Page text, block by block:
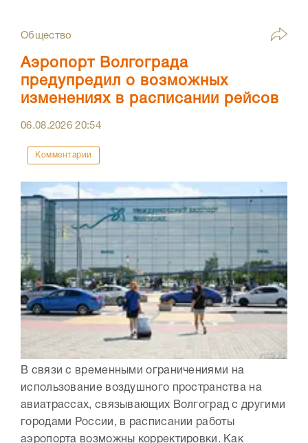
Общество
Аэропорт Волгограда
предупредил о возможных
изменениях в расписании рейсов
06.08.202620:54
Комментарии
В связи с временными ограничениями на
использование воздушного пространства на
авиатрассах, связывающих Волгоград с другими
городами России, в расписании работы
аэропорта возможны корректировки. Как